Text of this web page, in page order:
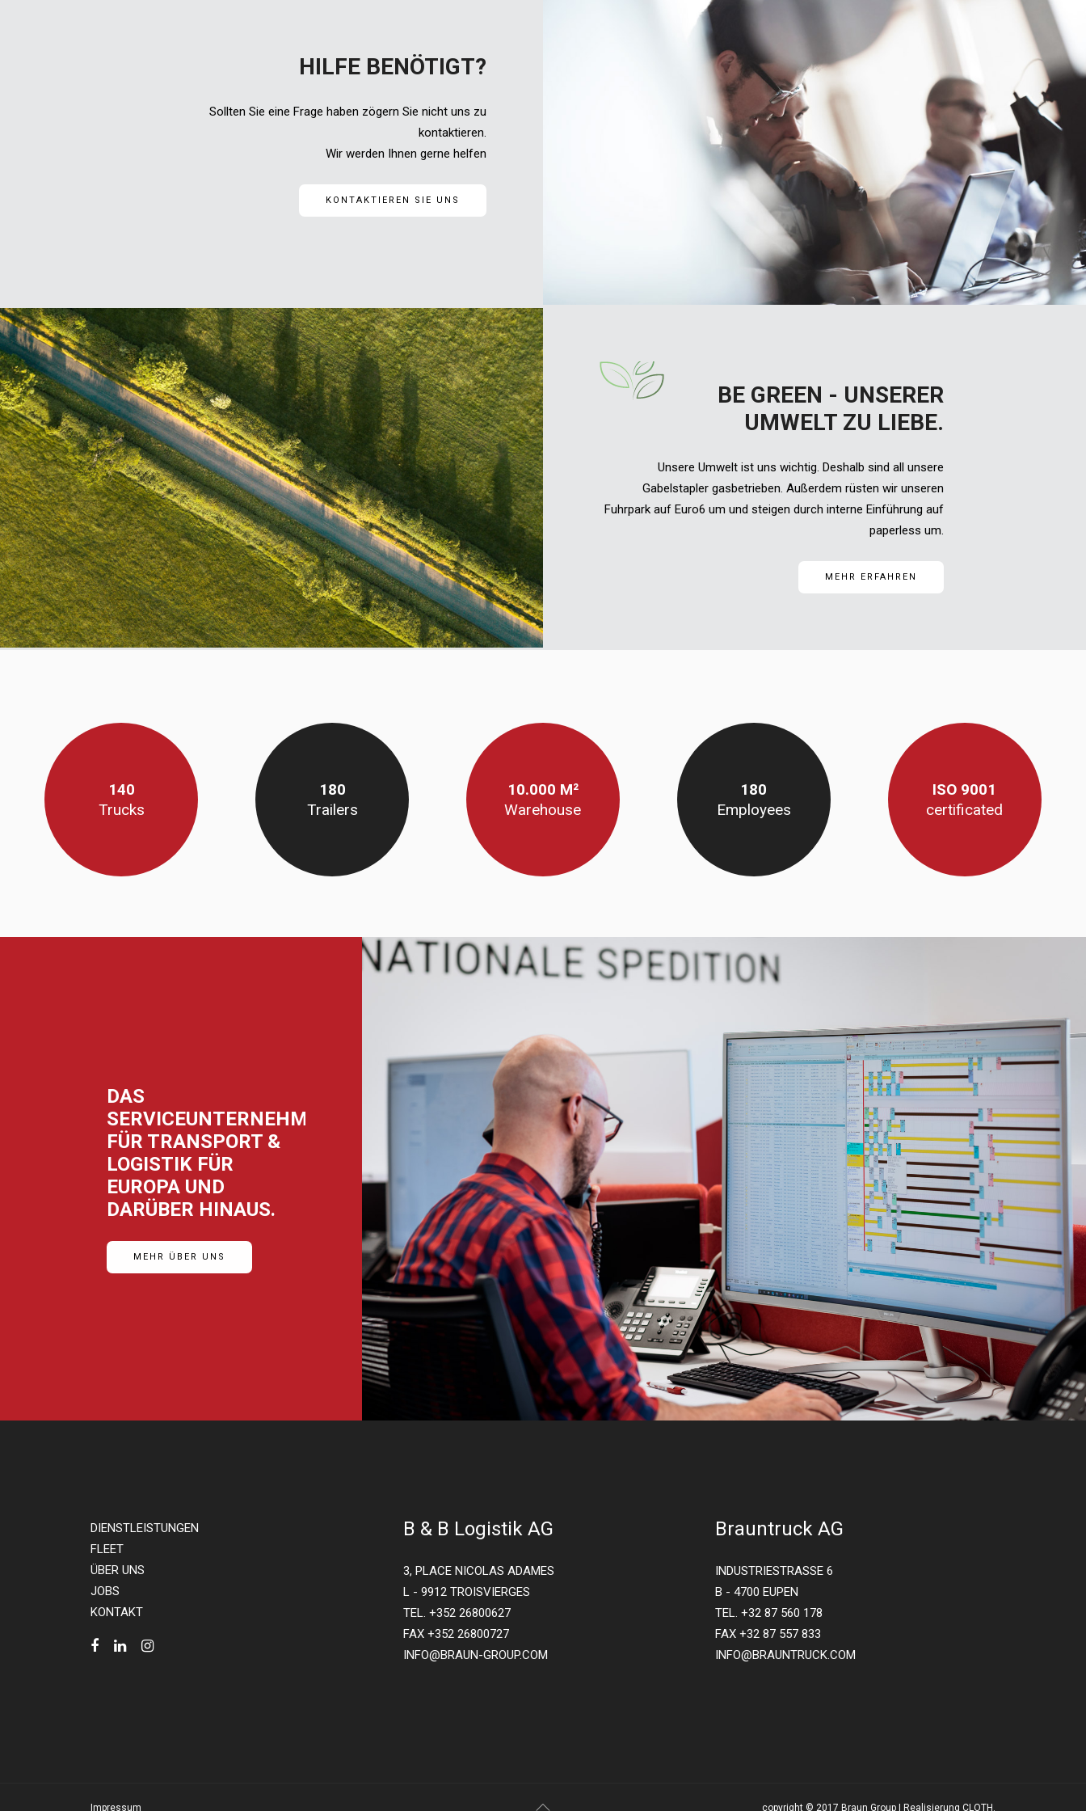
HILFE BENÖTIGT?
Sollten Sie eine Frage haben zögern Sie nicht uns zu
kontaktieren.
Wir werden Ihnen gerne helfen
KONTAKTIEREN SIE UNS
BE GREEN - UNSERER
UMWELT ZU LIEBE.
Unsere Umwelt ist uns wichtig. Deshalb sind all unsere
Gabelstapler gasbetrieben. Außerdem rüsten wir unseren
Fuhrpark auf Euro6 um und steigen durch interne Einführung auf
paperless um.
MEHR ERFAHREN
140
Trucks
180
Trailers
10.000 M²
Warehouse
180
Employees
ISO 9001
certificated
DAS
SERVICEUNTERNEHMEN
FÜR TRANSPORT &
LOGISTIK FÜR
EUROPA UND
DARÜBER HINAUS.
MEHR ÜBER UNS
DIENSTLEISTUNGEN
FLEET
ÜBER UNS
JOBS
KONTAKT
B & B Logistik AG
3, PLACE NICOLAS ADAMES
L - 9912 TROISVIERGES
TEL. +352 26800627
FAX +352 26800727
INFO@BRAUN-GROUP.COM
Brauntruck AG
INDUSTRIESTRASSE 6
B - 4700 EUPEN
TEL. +32 87 560 178
FAX +32 87 557 833
INFO@BRAUNTRUCK.COM
Impressum copyright © 2017 Braun Group | Realisierung CLOTH.